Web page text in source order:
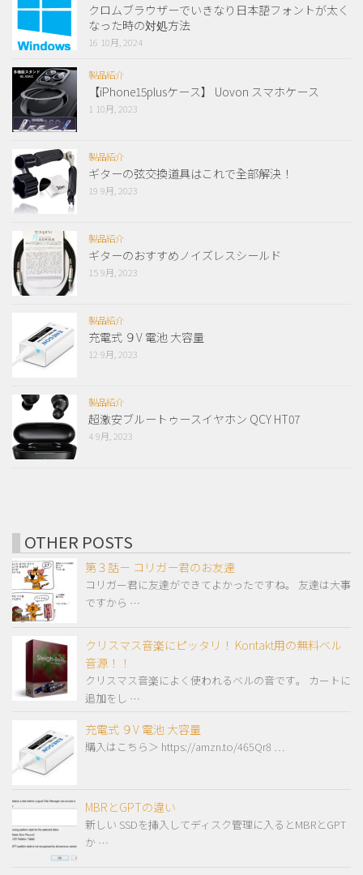
クロムブラウザーでいきなり日本語フォントが太く
なった時の対処方法
16 10月, 2024
製品紹介
【iPhone15plusケース】 Uovon スマホケース
1 10月, 2023
製品紹介
ギターの弦交換道具はこれで全部解決！
19 9月, 2023
製品紹介
ギターのおすすめノイズレスシールド
15 9月, 2023
製品紹介
充電式 ９V 電池 大容量
12 9月, 2023
製品紹介
超激安ブルートゥースイヤホン QCY HT07
4 9月, 2023
OTHER POSTS
第３話－ コリガー君のお友達
コリガー君に友達ができてよかったですね。 友達は大事
ですから …
クリスマス音楽にピッタリ！ Kontakt用の無料ベル
音源！！
クリスマス音楽によく使われるベルの音です。 カートに
追加をし …
充電式 ９V 電池 大容量
購入はこちら＞ https://amzn.to/465Qr8 …
MBRとGPTの違い
新しい SSDを挿入してディスク管理に入るとMBRとGPT
か …